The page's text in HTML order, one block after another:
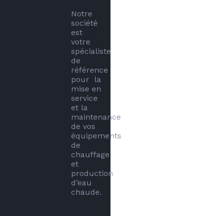
Notre
société
est
votre
spécialiste
de
référence
pour  la
mise en
service
et la
maintenance
de vos
équipements
de
chauffage
et
production
d’eau
chaude.